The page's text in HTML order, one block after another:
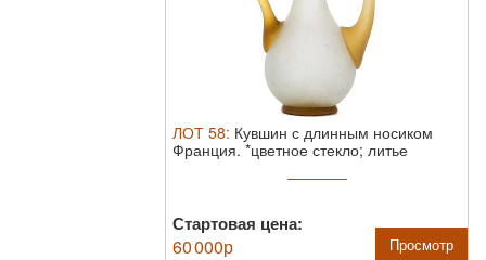
ЛОТ 58: Кувшин с длинным носиком
Франция. *цветное стекло; литье
Стартовая цена:
60 000р Просмотр